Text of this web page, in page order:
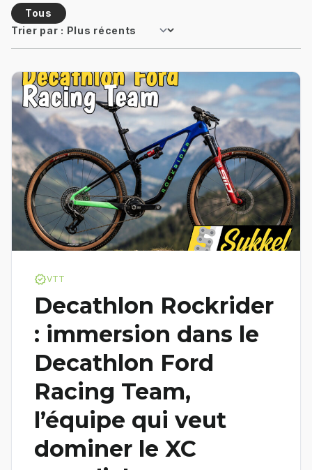
Tous
Trier par :
verifiedVTT
Decathlon Rockrider
: immersion dans le
Decathlon Ford
Racing Team,
l’équipe qui veut
dominer le XC